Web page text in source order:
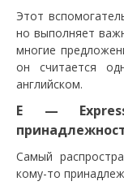
Этот
но выполняет
многие
он считается
английском.
E —
Самый
кому-то